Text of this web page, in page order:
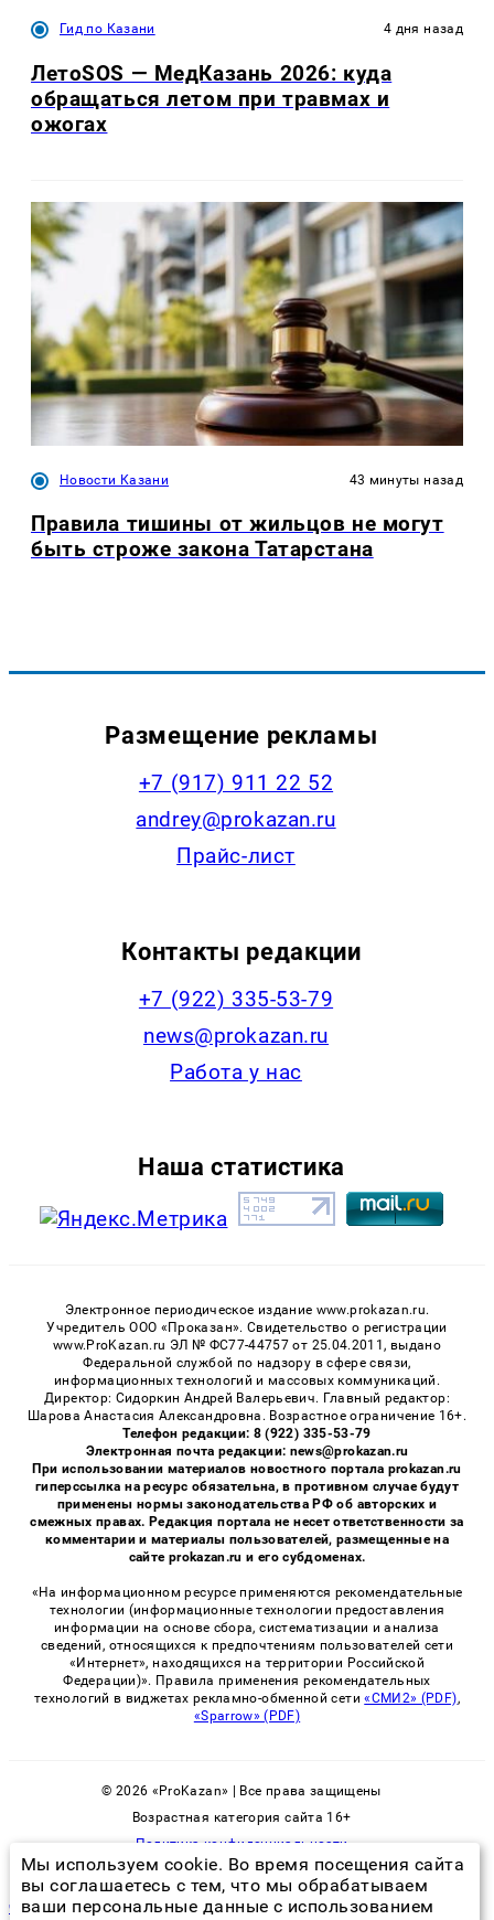
Гид по Казани 4 дня назад
ЛетоSOS — МедКазань 2026: куда
обращаться летом при травмах и
ожогах
Новости Казани 43 минуты назад
Правила тишины от жильцов не могут
быть строже закона Татарстана
Размещение рекламы
+7 (917) 911 22 52
andrey@prokazan.ru
Прайс-лист
Контакты редакции
+7 (922) 335-53-79
news@prokazan.ru
Работа у нас
Наша статистика
Электронное периодическое издание www.prokazan.ru.
Учредитель ООО «Проказан». Cвидетельство о регистрации
www.ProKazan.ru ЭЛ № ФС77-44757 от 25.04.2011, выдано
Федеральной службой по надзору в сфере связи,
информационных технологий и массовых коммуникаций.
Директор: Сидоркин Андрей Валерьевич. Главный редактор:
Шарова Анастасия Александровна. Возрастное ограничение 16+.
Телефон редакции: 8 (922) 335-53-79
Электронная почта редакции: news@prokazan.ru
При использовании материалов новостного портала prokazan.ru
гиперссылка на ресурс обязательна, в противном случае будут
применены нормы законодательства РФ об авторских и
смежных правах. Редакция портала не несет ответственности за
комментарии и материалы пользователей, размещенные на
сайте prokazan.ru и его субдоменах.
«На информационном ресурсе применяются рекомендательные
технологии (информационные технологии предоставления
информации на основе сбора, систематизации и анализа
сведений, относящихся к предпочтениям пользователей сети
«Интернет», находящихся на территории Российской
Федерации)». Правила применения рекомендательных
технологий в виджетах рекламно-обменной сети«СМИ2» (PDF),
«Sparrow» (PDF)
© 2026 «ProKazan» | Все права защищены
Возрастная категория сайта 16+
Политика конфиденциальности
что такое дрезна
Мы используем cookie. Во время посещения сайта
вы соглашаетесь с тем, что мы обрабатываем
ваши персональные данные с использованием